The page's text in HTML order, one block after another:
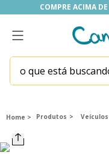
COMPRE ACIMA
COMPRE ACIMA
o que está buscando?
Produtos Veículos